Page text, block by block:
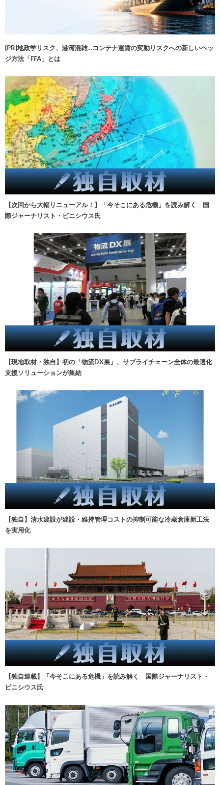
[PR]地政学リスク、港湾混雑…コンテナ運賃の変動リスクへの新しいヘッ
ジ方法「FFA」とは
【次回から大幅リニューアル！】「今そこにある危機」を読み解く 国
際ジャーナリスト・ビニシウス氏
【現地取材・独自】初の「物流DX展」、サプライチェーン全体の最適化
支援ソリューションが集結
【独自】清水建設が建設・維持管理コストの抑制可能な冷蔵倉庫新工法
を実用化
【独自連載】「今そこにある危機」を読み解く 国際ジャーナリスト・
ビニシウス氏